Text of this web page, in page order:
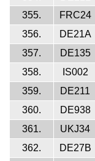
355.
FRC24
356.
DE21A
357.
DE135
358.
IS002
359.
DE211
360.
DE938
361.
UKJ34
362.
DE27B